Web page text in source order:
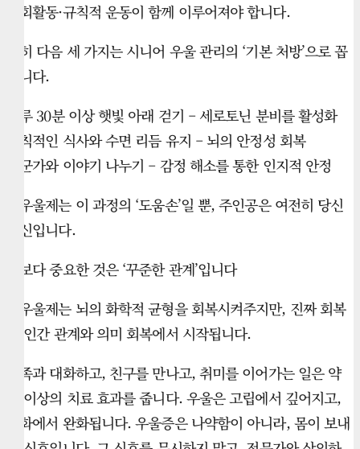
사회활동·규칙적 운동이 함께 이루어져야 합니다.
특히 다음 세 가지는 시니어 우울 관리의 ‘기본 처방’으로 꼽
힙니다.
하루 30분 이상 햇빛 아래 걷기 – 세로토닌 분비를 활성화
규칙적인 식사와 수면 리듬 유지 – 뇌의 안정성 회복
누군가와 이야기 나누기 – 감정 해소를 통한 인지적 안정
항우울제는 이 과정의 ‘도움손’일 뿐, 주인공은 여전히 당신
자신입니다.
약보다 중요한 것은 ‘꾸준한 관계’입니다
항우울제는 뇌의 화학적 균형을 회복시켜주지만, 진짜 회복
은 인간 관계와 의미 회복에서 시작됩니다.
가족과 대화하고, 친구를 만나고, 취미를 이어가는 일은 약
물 이상의 치료 효과를 줍니다. 우울은 고립에서 깊어지고,
대화에서 완화됩니다. 우울증은 나약함이 아니라, 몸이 보내